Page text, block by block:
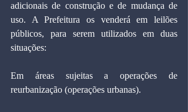
adicionais de construção e de mudança de
uso. A Prefeitura os venderá em leilões
públicos, para serem utilizados em duas
situações:
Em áreas sujeitas a operações de
reurbanização (operações urbanas).